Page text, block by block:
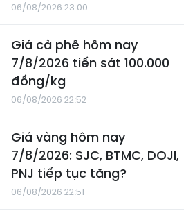
06/08/2026 23:00
Giá cà phê hôm nay
7/8/2026 tiến sát 100.000
đồng/kg
06/08/2026 22:52
Giá vàng hôm nay
7/8/2026: SJC, BTMC, DOJI,
PNJ tiếp tục tăng?
06/08/2026 22:51